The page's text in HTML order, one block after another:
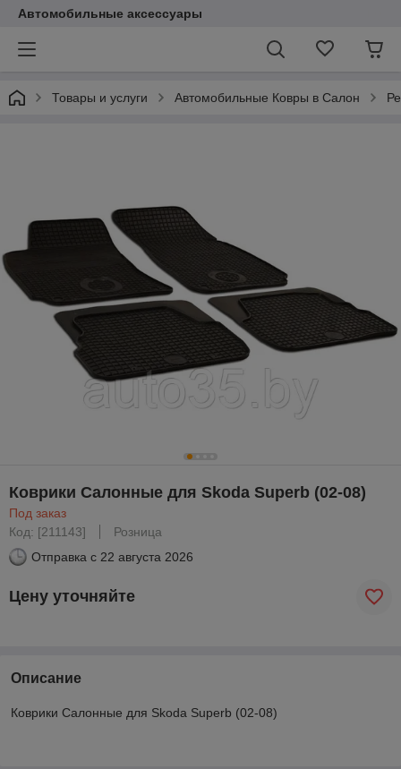
Автомобильные аксессуары
Товары и услуги Автомобильные Ковры в Салон
Коврики Салонные для Skoda Superb (02-08)
Под заказ
Код: [211143]
Розница
Отправка с 22 августа 2026
Цену уточняйте
Описание
Коврики Салонные для Skoda Superb (02-08)